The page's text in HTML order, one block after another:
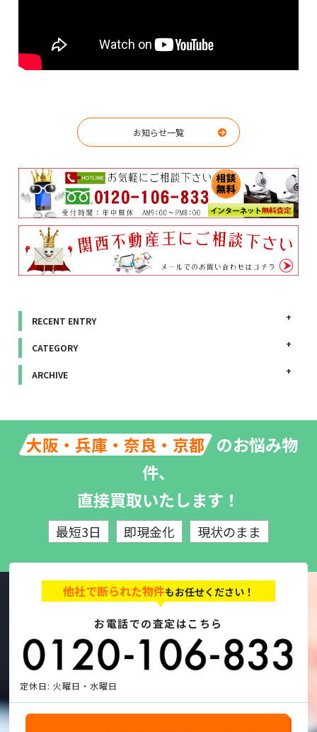
お知らせ一覧
RECENT ENTRY
CATEGORY
ARCHIVE
大阪・兵庫・奈良・京都 のお悩み物
件、
直接買取いたします！
最短3日 即現金化 現状のまま
他社で断られた物件もお任せください！
お電話での査定はこちら
定休日: 火曜日・水曜日